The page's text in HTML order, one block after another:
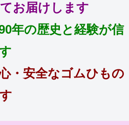
お届けします
年の歴史と経験が信
・安全なゴムひもの